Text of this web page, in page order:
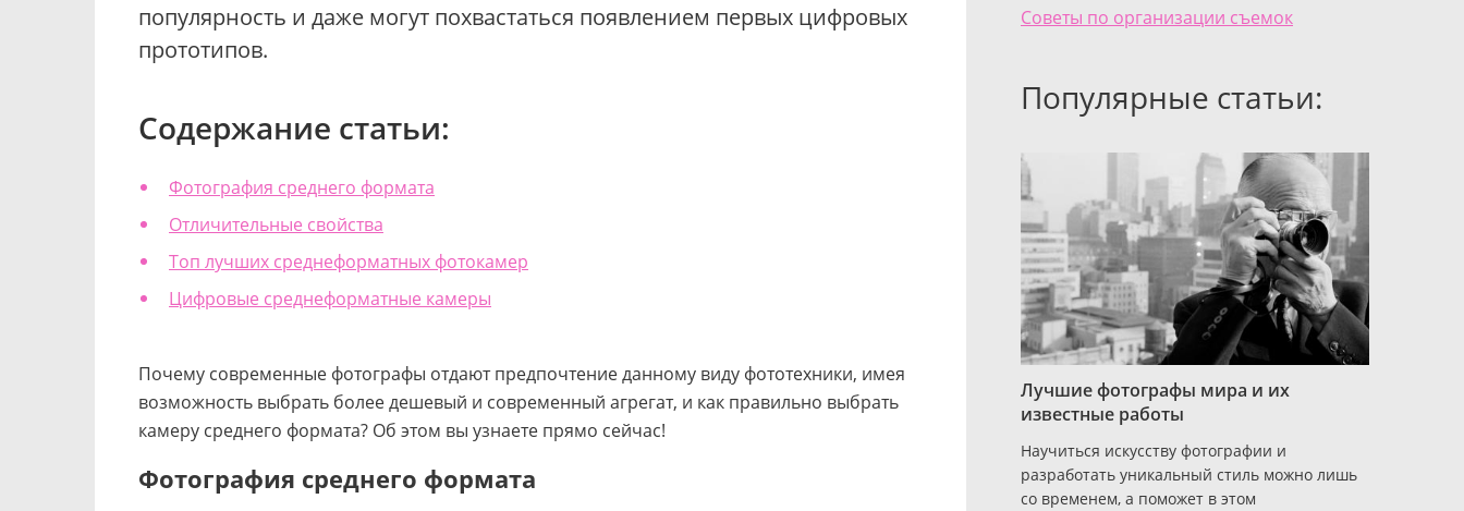
популярность и даже могут похвастаться появлением первых цифровых
прототипов.
Содержание статьи:
Фотография среднего формата
Отличительные свойства
Топ лучших среднеформатных фотокамер
Цифровые среднеформатные камеры
Почему современные фотографы отдают предпочтение данному виду фототехники, имея
возможность выбрать более дешевый и современный агрегат, и как правильно выбрать
камеру среднего формата? Об этом вы узнаете прямо сейчас!
Фотография среднего формата
Советы по организации съемок
Популярные статьи:
Лучшие фотографы мира и их
известные работы
Научиться искусству фотографии и
разработать уникальный стиль можно лишь
со временем, а поможет в этом